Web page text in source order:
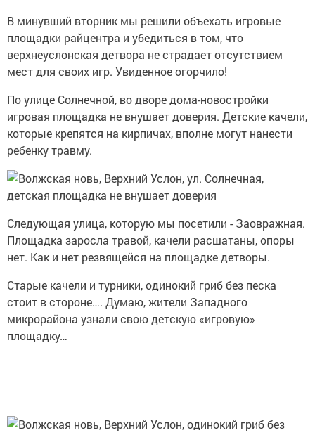
В минувший вторник мы решили объехать игровые
площадки райцентра и убедиться в том, что
верхнеуслонская детвора не страдает отсутствием
мест для своих игр. Увиденное огорчило!
По улице Солнечной, во дворе дома-новостройки
игровая площадка не внушает доверия. Детские качели,
которые крепятся на кирпичах, вполне могут нанести
ребенку травму.
Следующая улица, которую мы посетили - Заовражная.
Площадка заросла травой, качели расшатаны, опоры
нет. Как и нет резвящейся на площадке детворы.
Старые качели и турники, одинокий гриб без песка
стоит в стороне…. Думаю, жители Западного
микрорайона узнали свою детскую «игровую»
площадку…